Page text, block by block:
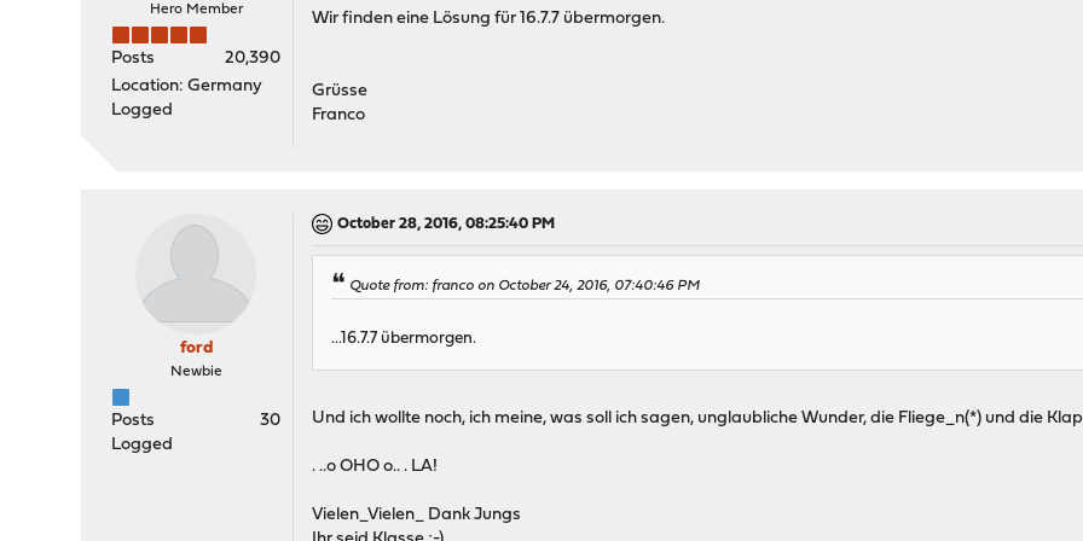
Hero Member
Posts
20,390
Location: Germany
Logged
Wir finden eine Lösung für 16.7.7 übermorgen.
Grüsse
Franco
ford
Newbie
Posts
30
Logged
October 28, 2016, 08:25:40 PM
Quote from: franco on October 24, 2016, 07:40:46 PM
...16.7.7 übermorgen.
Und ich wollte noch, ich meine, was soll ich sagen, unglaubliche Wunder, die Fliege_n(*) und die
. ..o OHO o.. . LA!
Vielen_Vielen_ Dank Jungs